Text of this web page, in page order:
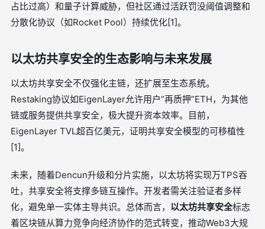
占比过高）和量子计算威胁，但社区通过活跃罚没阈值调整和
分散化协议（如Rocket Pool）持续优化[1]。
以太坊共享安全的生态影响与未来发展
以太坊共享安全不仅强化主链，还扩展至生态系统。
Restaking协议如EigenLayer允许用户“再质押”ETH，为其他
链或服务提供共享安全，极大提升资本效率。目前，
EigenLayer TVL超百亿美元，证明共享安全模型的可移植性
[1]。
未来，随着Dencun升级和分片实施，以太坊将实现万TPS吞
吐，共享安全将支撑多链互操作。开发者需关注验证者多样
化，避免单一实体主导共识。总体而言， 以太坊共享安全标志
着区块链从算力竞争向经济协作的范式转变，推动Web3大规